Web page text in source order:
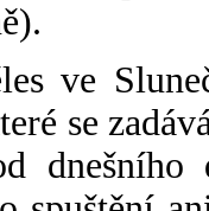
ve
se
dnešního